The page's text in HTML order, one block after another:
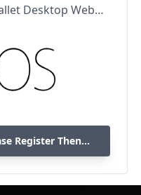
Desktop Web
Register Then